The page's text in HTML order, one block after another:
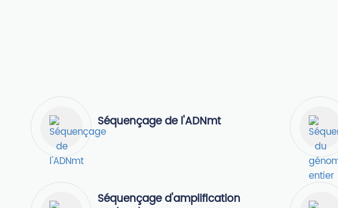
Séquençage de l'ADNmt
Séquençage d'amplification